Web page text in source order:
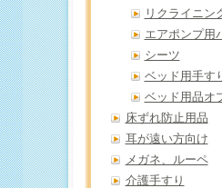
リクライニン
エアポンプ用
シーツ
ベッド用手す
ベッド用品オ
床ずれ防止用品
耳が遠い方向け
メガネ、ルーペ
介護手すり